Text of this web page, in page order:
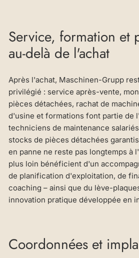
Service, formation et
au-delà de l'achat
Après l'achat, Maschinen-Grupp
privilégié : service après-vente,
pièces détachées, rachat de
d'usine et formations font partie de
techniciens de maintenance
stocks de pièces détachées
en panne ne reste pas longtemps à
plus loin bénéficient d'un
de planification d'exploitation, de
coaching – ainsi que du lève-
innovation pratique développée en
Coordonnées et